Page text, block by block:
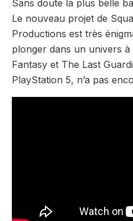
Sans doute la plus belle
Le nouveau projet de
Productions est très
plonger dans un univers
Fantasy et The Last
PlayStation 5, n’a pas